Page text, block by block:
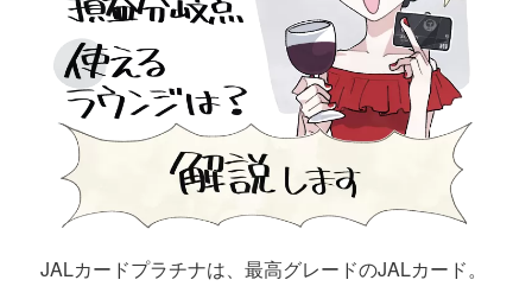
JALカードプラチナは、最高グレードのJALカード。